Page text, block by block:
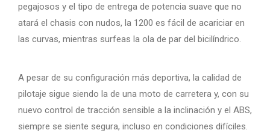
pegajosos y el tipo de entrega de potencia suave que no
atará el chasis con nudos, la 1200 es fácil de acariciar en
las curvas, mientras surfeas la ola de par del bicilíndrico.
A pesar de su configuración más deportiva, la calidad de
pilotaje sigue siendo la de una moto de carretera y, con su
nuevo control de tracción sensible a la inclinación y el ABS,
siempre se siente segura, incluso en condiciones difíciles.